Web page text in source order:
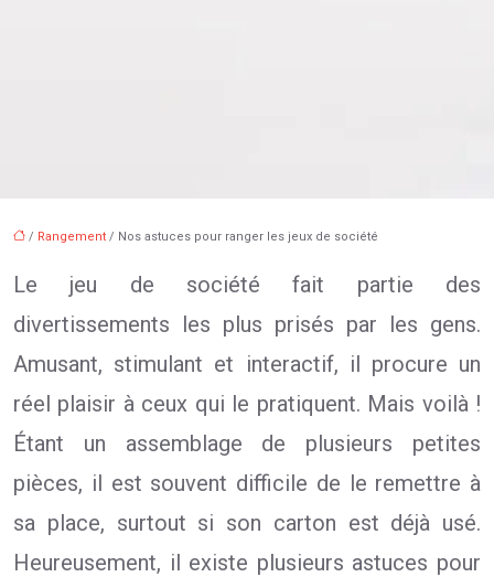
/ Rangement / Nos astuces pour ranger les jeux de société
Le jeu de société fait partie des
divertissements les plus prisés par les gens.
Amusant, stimulant et interactif, il procure un
réel plaisir à ceux qui le pratiquent. Mais voilà !
Étant un assemblage de plusieurs petites
pièces, il est souvent difficile de le remettre à
sa place, surtout si son carton est déjà usé.
Heureusement, il existe plusieurs astuces pour